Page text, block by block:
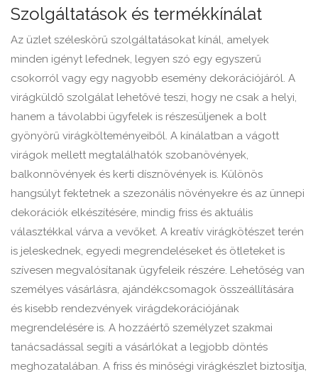
Szolgáltatások és termékkínálat
Az üzlet széleskörű szolgáltatásokat kínál, amelyek
minden igényt lefednek, legyen szó egy egyszerű
csokorról vagy egy nagyobb esemény dekorációjáról. A
virágküldő szolgálat lehetővé teszi, hogy ne csak a helyi,
hanem a távolabbi ügyfelek is részesüljenek a bolt
gyönyörű virágkölteményeiből. A kínálatban a vágott
virágok mellett megtalálhatók szobanövények,
balkonnövények és kerti dísznövények is. Különös
hangsúlyt fektetnek a szezonális növényekre és az ünnepi
dekorációk elkészítésére, mindig friss és aktuális
választékkal várva a vevőket. A kreatív virágkötészet terén
is jeleskednek, egyedi megrendeléseket és ötleteket is
szívesen megvalósítanak ügyfeleik részére. Lehetőség van
személyes vásárlásra, ajándékcsomagok összeállítására
és kisebb rendezvények virágdekorációjának
megrendelésére is. A hozzáértő személyzet szakmai
tanácsadással segíti a vásárlókat a legjobb döntés
meghozatalában. A friss és minőségi virágkészlet biztosítja,